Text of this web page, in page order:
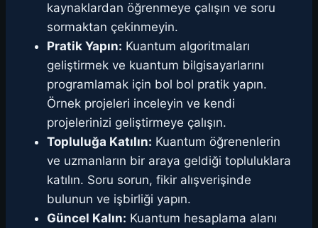
kaynaklardan öğrenmeye çalışın ve soru
sormaktan çekinmeyin.
Pratik Yapın: Kuantum algoritmaları
geliştirmek ve kuantum bilgisayarlarını
programlamak için bol bol pratik yapın.
Örnek projeleri inceleyin ve kendi
projelerinizi geliştirmeye çalışın.
Topluluğa Katılın: Kuantum öğrenenlerin
ve uzmanların bir araya geldiği topluluklara
katılın. Soru sorun, fikir alışverişinde
bulunun ve işbirliği yapın.
Güncel Kalın: Kuantum hesaplama alanı